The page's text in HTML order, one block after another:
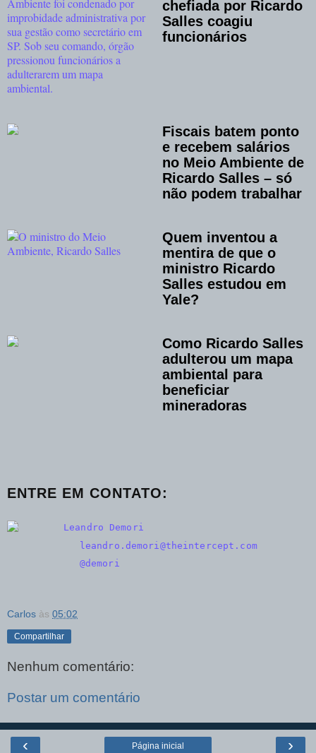
chefiada por Ricardo
Salles coagiu
funcionários
Fiscais batem ponto
e recebem salários
no Meio Ambiente de
Ricardo Salles – só
não podem trabalhar
Quem inventou a
mentira de que o
ministro Ricardo
Salles estudou em
Yale?
Como Ricardo Salles
adulterou um mapa
ambiental para
beneficiar
mineradoras
ENTRE EM CONTATO:
Leandro Demori
leandro.demori@​theintercept.com
@demori
Carlos às 05:02
Compartilhar
Nenhum comentário:
Postar um comentário
‹ ›
Página inicial